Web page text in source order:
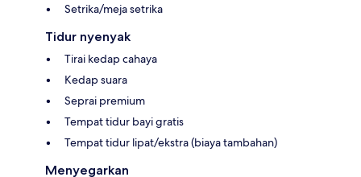
Setrika/meja setrika
Tidur nyenyak
Tirai kedap cahaya
Kedap suara
Seprai premium
Tempat tidur bayi gratis
Tempat tidur lipat/ekstra (biaya tambahan)
Menyegarkan